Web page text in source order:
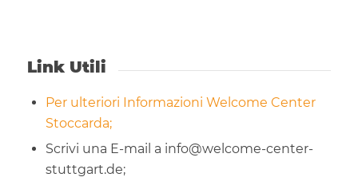
Link Utili
Per ulteriori Informazioni Welcome Center
Stoccarda;
Scrivi una E-mail a info@welcome-center-
stuttgart.de;